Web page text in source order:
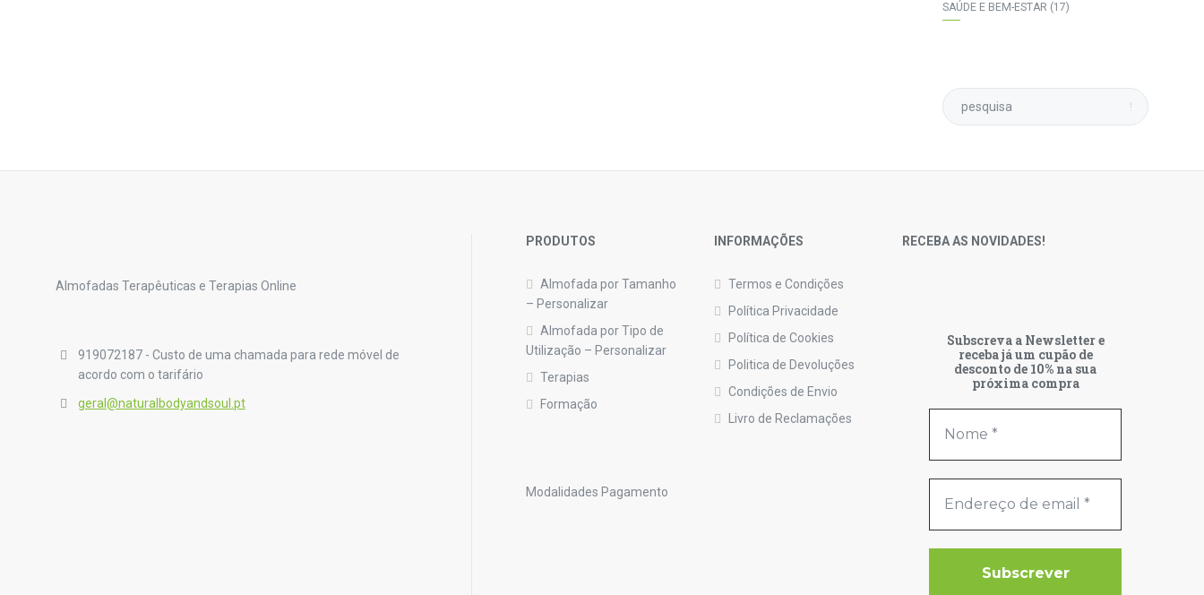
SAÚDE E BEM-ESTAR (17)
Almofadas Terapêuticas e Terapias Online
919072187 - Custo de uma chamada para rede móvel de
acordo com o tarifário
geral@naturalbodyandsoul.pt
PRODUTOS
Almofada por Tamanho
– Personalizar
Almofada por Tipo de
Utilização – Personalizar
Terapias
Formação
Modalidades Pagamento
INFORMAÇÕES
Termos e Condições
Política Privacidade
Política de Cookies
Politica de Devoluções
Condições de Envio
Livro de Reclamações
RECEBA AS NOVIDADES!
Subscreva a Newsletter e
receba já um cupão de
desconto de 10% na sua
próxima compra